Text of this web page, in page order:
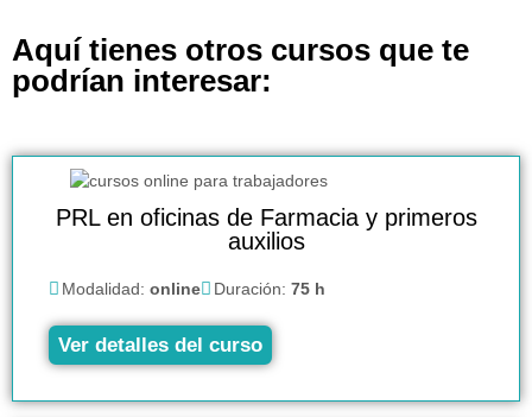
Aquí tienes otros cursos que te
podrían interesar:
PRL en oficinas de Farmacia y primeros
auxilios
Modalidad: online Duración: 75 h
Ver detalles del curso